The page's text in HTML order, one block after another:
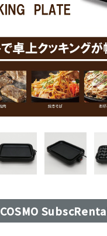
COSMO